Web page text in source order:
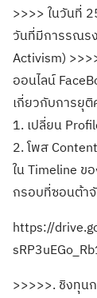
>>>> ในวันที่
วันที่มีการรณร
Activism)
ออนไลน์
เกี่ยวกับการยุ
1. เปลี่ยน
2. โพส
ใน Timeline ข
กรอบที่ซอนต้าจั
https://
>>>>>. ชิงทุน